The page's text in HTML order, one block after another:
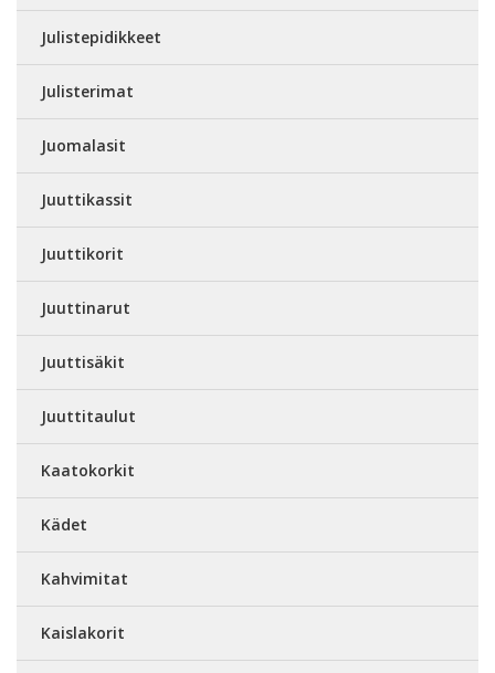
Julistepidikkeet
Julisterimat
Juomalasit
Juuttikassit
Juuttikorit
Juuttinarut
Juuttisäkit
Juuttitaulut
Kaatokorkit
Kädet
Kahvimitat
Kaislakorit